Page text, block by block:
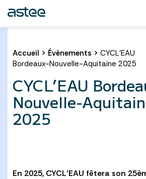
Accueil > Évènements > CYCL’EAU
Bordeaux-Nouvelle-Aquitaine 2025
CYCL’EAU
Nouvelle-
2025
En 2025, CYCL’EAU fêtera son